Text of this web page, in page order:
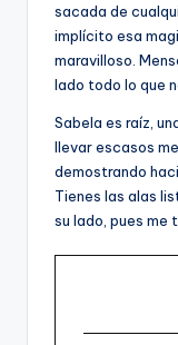
sacada de
implícito esa
maravilloso.
lado todo lo que
Sabela es raíz,
llevar escasos
demostrando
Tienes las alas
su lado, pues me